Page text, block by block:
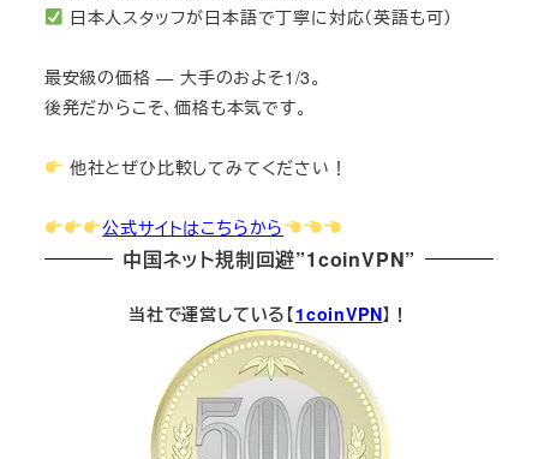
日本人スタッフが日本語で丁寧に対応（英語も可）
最安級の価格 — 大手のおよそ1/3。
後発だからこそ、価格も本気です。
他社とぜひ比較してみてください！
公式サイトはこちらから
中国ネット規制回避”1coinVPN”
当社で運営している【1coinVPN】！